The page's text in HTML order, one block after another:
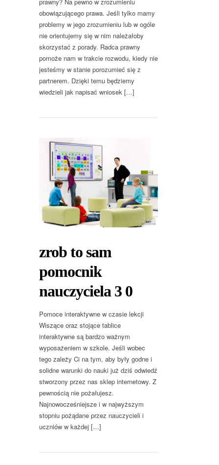
prawny? Na pewno w zrozumieniu
obowiązującego prawa. Jeśli tylko mamy
problemy w jego zrozumieniu lub w ogóle
nie orientujemy się w nim należałoby
skorzystać z porady. Radca prawny
pomoże nam w trakcie rozwodu, kiedy nie
jesteśmy w stanie porozumieć się z
partnerem. Dzięki temu będziemy
wiedzieli jak napisać wniosek […]
zrob to sam
pomocnik
nauczyciela 3 0
Pomoce interaktywne w czasie lekcji
Wiszące oraz stojące tablice
interaktywne są bardzo ważnym
wyposażeniem w szkole. Jeśli wobec
tego zależy Ci na tym, aby były godne i
solidne warunki do nauki już dziś odwiedź
stworzony przez nas sklep internetowy. Z
pewnością nie pożałujesz.
Najnowocześniejsze i w najwyższym
stopniu pożądane przez nauczycieli i
uczniów w każdej […]